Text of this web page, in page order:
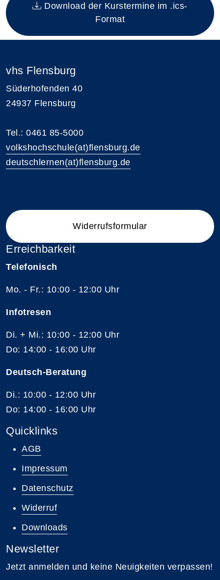
Download der Kurstermine im .ics-
Format
vhs Flensburg
Süderhofenden 40
24937 Flensburg
Tel.: 0461 85-5000
volkshochschule(at)flensburg.de
deutschlernen(at)flensburg.de
Widerrufsformular
Erreichbarkeit
Telefonisch
Mo. - Fr.: 10:00 - 12:00 Uhr
Infotresen
Di. + Mi.: 10:00 - 12:00 Uhr
Do: 14:00 - 16:00 Uhr
Deutsch-Beratung
Di.: 10:00 - 12:00 Uhr
Do: 14:00 - 16:00 Uhr
Quicklinks
AGB
Impressum
Datenschutz
Widerruf
Downloads
Newsletter
Jetzt anmelden und keine Neuigkeiten verpassen!